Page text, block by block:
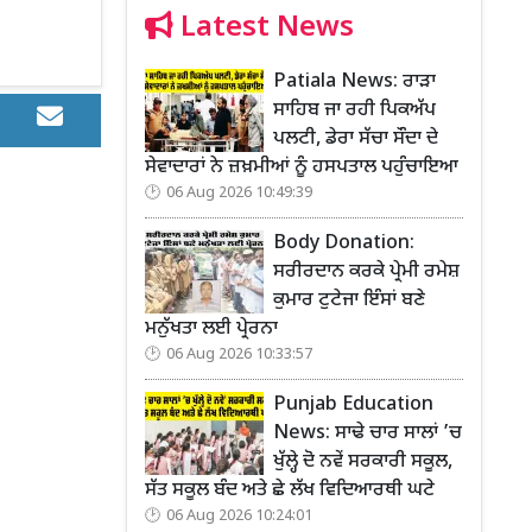
Latest News
Patiala News: ਰਾੜਾ
ਸਾਹਿਬ ਜਾ ਰਹੀ ਪਿਕਅੱਪ
ਪਲਟੀ, ਡੇਰਾ ਸੱਚਾ ਸੌਦਾ ਦੇ
ਸੇਵਾਦਾਰਾਂ ਨੇ ਜ਼ਖ਼ਮੀਆਂ ਨੂੰ ਹਸਪਤਾਲ ਪਹੁੰਚਾਇਆ
06 Aug 2026 10:49:39
Body Donation:
ਸਰੀਰਦਾਨ ਕਰਕੇ ਪ੍ਰੇਮੀ ਰਮੇਸ਼
ਕੁਮਾਰ ਟੁਟੇਜਾ ਇੰਸਾਂ ਬਣੇ
ਮਨੁੱਖਤਾ ਲਈ ਪ੍ਰੇਰਨਾ
06 Aug 2026 10:33:57
Punjab Education
News: ਸਾਢੇ ਚਾਰ ਸਾਲਾਂ ’ਚ
ਖੁੱਲ੍ਹੇ ਦੋ ਨਵੇਂ ਸਰਕਾਰੀ ਸਕੂਲ,
ਸੱਤ ਸਕੂਲ ਬੰਦ ਅਤੇ ਛੇ ਲੱਖ ਵਿਦਿਆਰਥੀ ਘਟੇ
06 Aug 2026 10:24:01